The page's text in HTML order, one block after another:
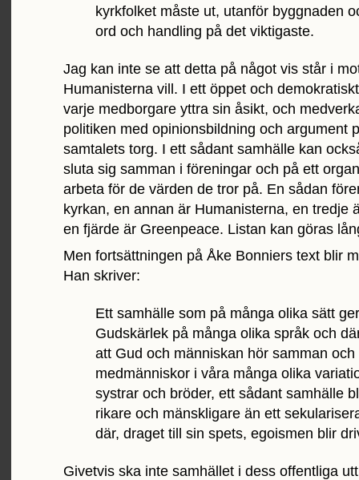
kyrkfolket måste ut, utanför byggnaden
ord och handling på det viktigaste.
Jag kan inte se att detta på något vis står i
Humanisterna vill. I ett öppet och
varje medborgare yttra sin åsikt, och
politiken med opinionsbildning och argument
samtalets torg. I ett sådant samhälle kan
sluta sig samman i föreningar och på ett
arbeta för de värden de tror på. En sådan
kyrkan, en annan är Humanisterna, en tredje
en fjärde är Greenpeace. Listan kan göras
Men fortsättningen på Åke Bonniers text blir
Han skriver:
Ett samhälle som på många olika sätt
Gudskärlek på många olika språk och
att Gud och människan hör samman och
medmänniskor i våra många olika
systrar och bröder, ett sådant samhälle
rikare och mänskligare än ett
där, draget till sin spets, egoismen blir
Givetvis ska inte samhället i dess offentliga